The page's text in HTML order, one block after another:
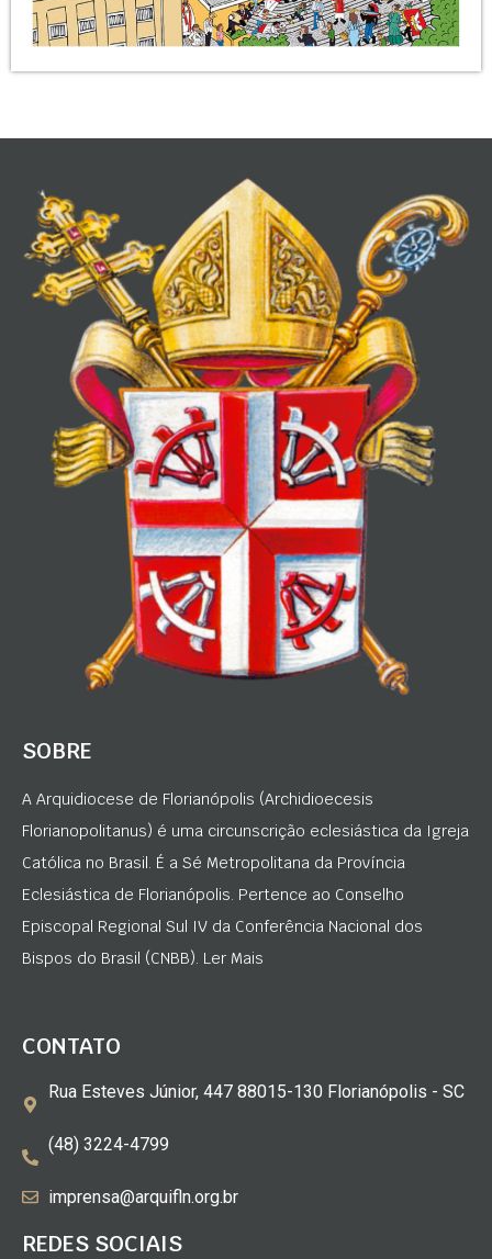
SOBRE
A Arquidiocese de Florianópolis (Archidioecesis
Florianopolitanus) é uma circunscrição eclesiástica da Igreja
Católica no Brasil. É a Sé Metropolitana da Província
Eclesiástica de Florianópolis. Pertence ao Conselho
Episcopal Regional Sul IV da Conferência Nacional dos
Bispos do Brasil (CNBB). Ler Mais
CONTATO
Rua Esteves Júnior, 447 88015-130 Florianópolis - SC
(48) 3224-4799
imprensa@arquifln.org.br
REDES SOCIAIS